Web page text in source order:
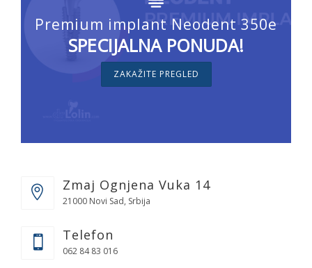
Premium implant Neodent 350e
SPECIJALNA PONUDA!
ZAKAŽITE PREGLED
Zmaj Ognjena Vuka 14
21000 Novi Sad, Srbija
Telefon
062 84 83 016